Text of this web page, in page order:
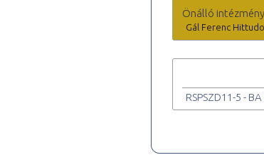
Önálló intézmény
Gál Ferenc
RSPSZD11-5 -